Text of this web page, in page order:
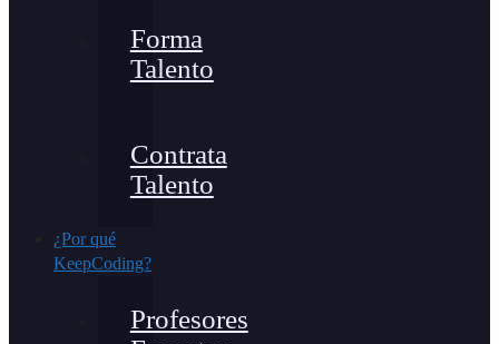
Forma
Talento
Contrata
Talento
¿Por qué
KeepCoding?
Profesores